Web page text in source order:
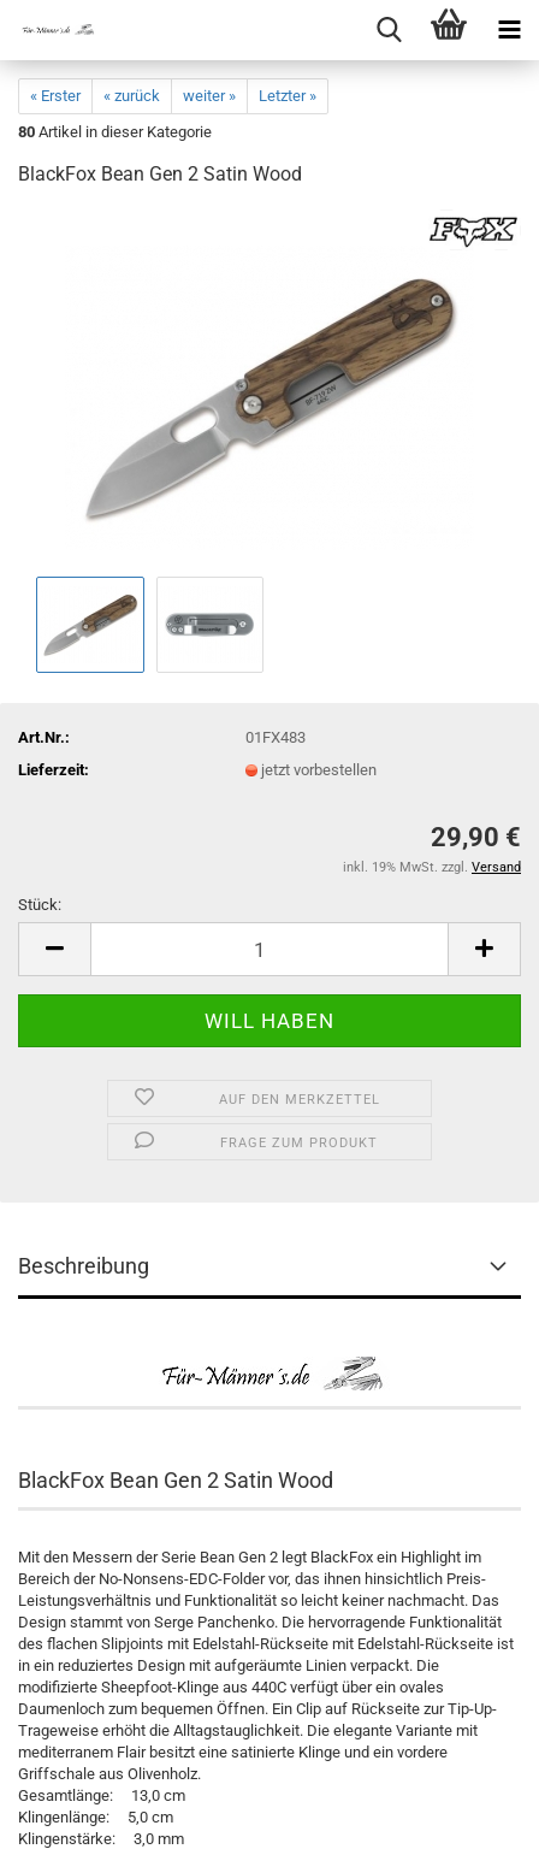
« Erster « zurück weiter »
Letzter »
80 Artikel in dieser Kategorie
BlackFox Bean Gen 2 Satin Wood
Art.Nr.:
01FX483
Lieferzeit:
jetzt vorbestellen
29,90 €
inkl. 19% MwSt. zzgl. Versand
Stück:
AUF DEN MERKZETTEL
FRAGE ZUM PRODUKT
Beschreibung
BlackFox Bean Gen 2 Satin Wood
Mit den Messern der Serie Bean Gen 2 legt BlackFox ein Highlight im
Bereich der No-Nonsens-EDC-Folder vor, das ihnen hinsichtlich Preis-
Leistungsverhältnis und Funktionalität so leicht keiner nachmacht. Das
Design stammt von Serge Panchenko. Die hervorragende Funktionalität
des flachen Slipjoints mit Edelstahl-Rückseite mit Edelstahl-Rückseite ist
in ein reduziertes Design mit aufgeräumte Linien verpackt. Die
modifizierte Sheepfoot-Klinge aus 440C verfügt über ein ovales
Daumenloch zum bequemen Öffnen. Ein Clip auf Rückseite zur Tip-Up-
Trageweise erhöht die Alltagstauglichkeit. Die elegante Variante mit
mediterranem Flair besitzt eine satinierte Klinge und ein vordere
Griffschale aus Olivenholz.
Gesamtlänge: 13,0 cm
Klingenlänge: 5,0 cm
Klingenstärke: 3,0 mm